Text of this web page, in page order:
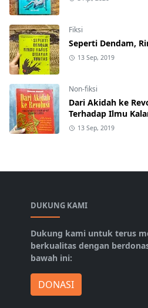
Fiksi
Seperti Dendam,
13 Sep, 2019
Non-fiksi
Dari Akidah ke
Terhadap Ilmu
13 Sep, 2019
DUKUNG KAMI
Dukung kami untuk terus
berkualitas dengan
bawah ini:
DONASI